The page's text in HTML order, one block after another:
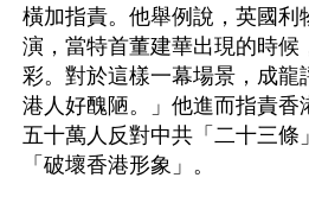
橫加指責。他舉例說，英國利
演，當特首董建華出現的時候
彩。對於這樣一幕場景，成龍
港人好醜陋。」他進而指責香
五十萬人反對中共「二十三條
「破壞香港形象」。